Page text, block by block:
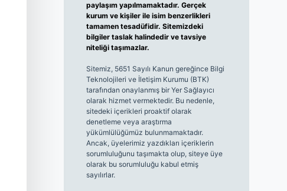
paylaşım yapılmamaktadır. Gerçek
kurum ve kişiler ile isim benzerlikleri
tamamen tesadüfidir. Sitemizdeki
bilgiler taslak halindedir ve tavsiye
niteliği taşımazlar.
Sitemiz, 5651 Sayılı Kanun gereğince Bilgi
Teknolojileri ve İletişim Kurumu (BTK)
tarafından onaylanmış bir Yer Sağlayıcı
olarak hizmet vermektedir. Bu nedenle,
sitedeki içerikleri proaktif olarak
denetleme veya araştırma
yükümlülüğümüz bulunmamaktadır.
Ancak, üyelerimiz yazdıkları içeriklerin
sorumluluğunu taşımakta olup, siteye üye
olarak bu sorumluluğu kabul etmiş
sayılırlar.